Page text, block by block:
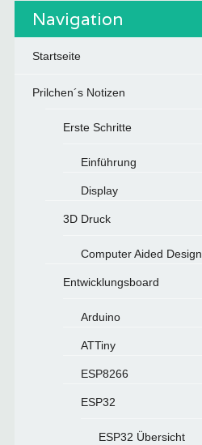
Navigation
Startseite
Prilchen´s Notizen
Erste Schritte
Einführung
Display
3D Druck
Computer Aided Design
Entwicklungsboard
Arduino
ATTiny
ESP8266
ESP32
ESP32 Übersicht